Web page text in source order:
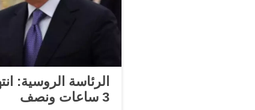
الرئاسة الروسية:
3 ساعات ونصف